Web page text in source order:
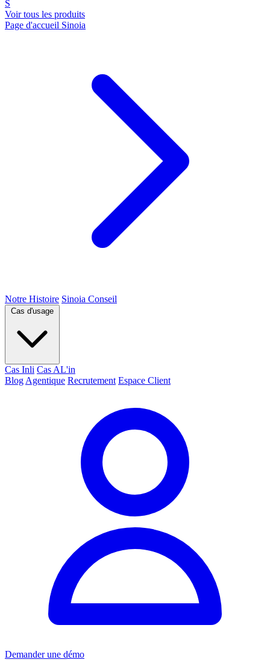
S
Voir tous les produits
Page d'accueil Sinoia
Notre Histoire Sinoia Conseil
Cas d'usage
Cas Inli Cas AL'in
Blog Agentique Recrutement Espace Client
Demander une démo